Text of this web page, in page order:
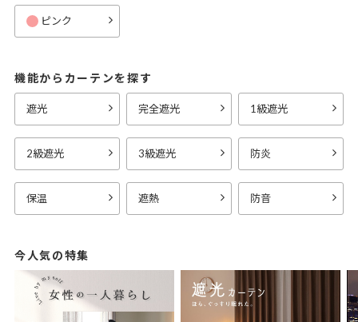
ピンク
機能からカーテンを探す
遮光 完全遮光 1級遮光
2級遮光 3級遮光 防炎
保温 遮熱 防音
今人気の特集